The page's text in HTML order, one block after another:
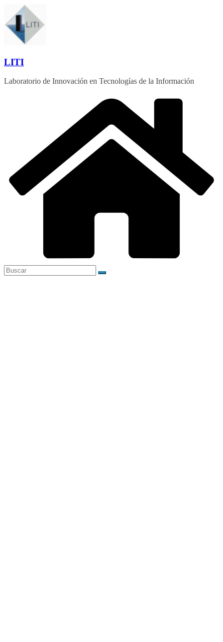
Saltar
contenido
LITI
Laboratorio de Innovación en Tecnologías de la Información